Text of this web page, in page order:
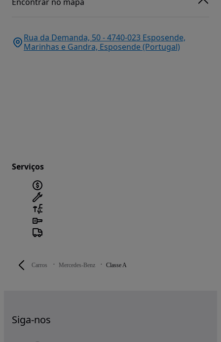
Carros Mercedes-Benz Classe A
Rua da Demanda, 50 - 4740-023 Esposende,
Marinhas e Gandra, Esposende (Portugal)
Serviços
Siga-nos